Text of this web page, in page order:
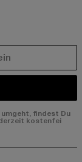
findest Du
kostenfei